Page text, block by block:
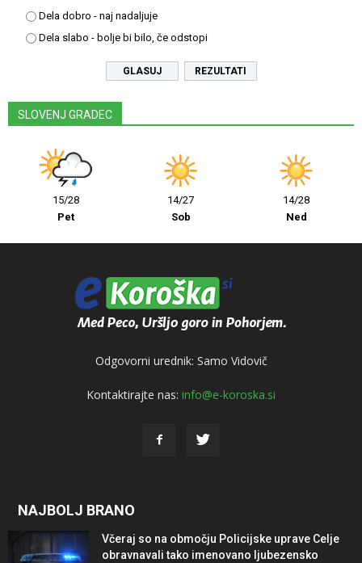
Dela dobro - naj nadaljuje
Dela slabo - bolje bi bilo, če odstopi
REZULTATI
SLOVENJ GRADEC
15/28
Pet
14/27
Sob
14/28
Ned
Odgovorni urednik: Samo Vidovič
Kontaktirajte nas: info@e-koroska.si
NAJBOLJ BRANO
Včeraj so na območju Policijske uprave Celje
obravnavali tako imenovano ljubezensko